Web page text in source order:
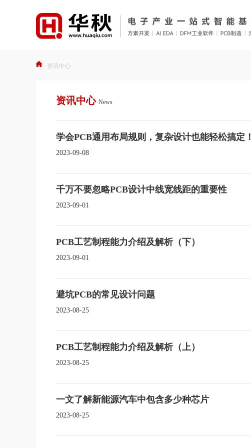
资讯中心
资讯中心 News
学会PCB通用布局规则，复杂设计也能轻松搞定！
2023-09-08
千万不要忽略PCB设计中线宽线距的重要性
2023-09-01
PCB工艺制程能力介绍及解析（下）
2023-09-01
避坑PCB的常见设计问题
2023-08-25
PCB工艺制程能力介绍及解析（上）
2023-08-25
一文了解新能源汽车中包含多少种芯片
2023-08-25